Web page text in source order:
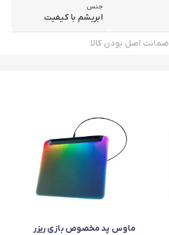
جنس
ابریشم با کیفیت
ضمانت اصل بودن کالا
ماوس پد مخصوص بازی ریزر